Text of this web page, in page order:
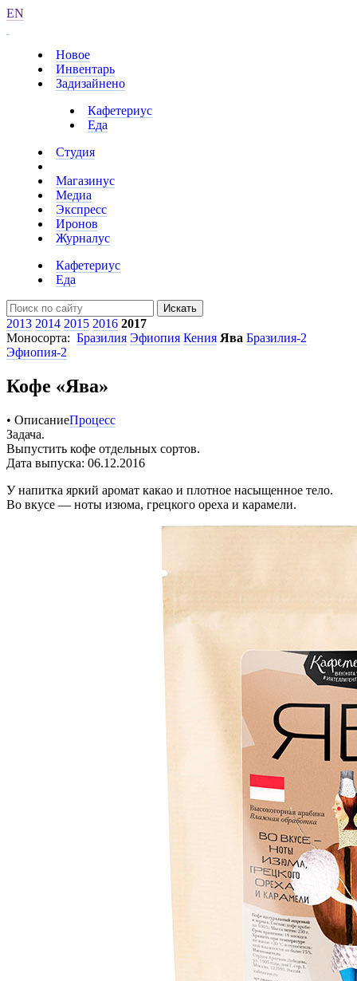
EN
Новое
Инвентарь
Задизайнено
Кафетериус
Еда
Студия
Магазинус
Медиа
Экспресс
Иронов
Журналус
Кафетериус
Еда
Искать
2013 2014 2015 2016 2017
Моносорта: Бразилия Эфиопия Кения Ява Бразилия-2
Эфиопия-2
Кофе «Ява»
• ОписаниеПроцесс
Задача.
Выпустить кофе отдельных сортов.
Дата выпуска: 06.12.2016
У напитка яркий аромат какао и плотное насыщенное тело.
Во вкусе — ноты изюма, грецкого ореха и карамели.